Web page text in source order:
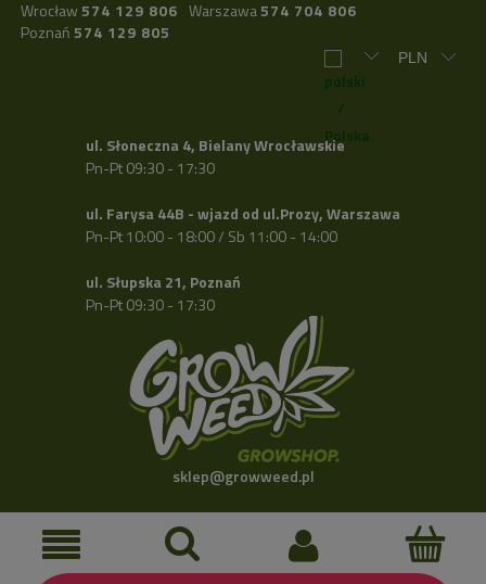
Wrocław 574 129 806 Warszawa574 704 806
Poznań 574 129 805
ul. Słoneczna 4, Bielany Wrocławskie
Pn-Pt 09:30 - 17:30
ul. Farysa 44B - wjazd od ul.Prozy, Warszawa
Pn-Pt 10:00 - 18:00 / Sb 11:00 - 14:00
ul. Słupska 21, Poznań
Pn-Pt 09:30 - 17:30
sklep@growweed.pl